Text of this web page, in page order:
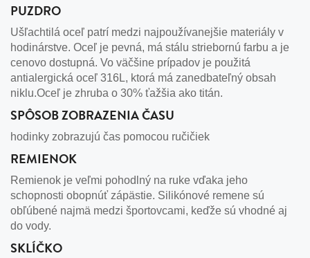
PUZDRO
Ušľachtilá oceľ patrí medzi najpoužívanejšie materiály v
hodinárstve. Oceľ je pevná, má stálu striebornú farbu a je
cenovo dostupná. Vo väčšine prípadov je použitá
antialergická oceľ 316L, ktorá má zanedbateľný obsah
niklu.Oceľ je zhruba o 30% ťažšia ako titán.
SPÔSOB ZOBRAZENIA ČASU
hodinky zobrazujú čas pomocou ručičiek
REMIENOK
Remienok je veľmi pohodlný na ruke vďaka jeho
schopnosti obopnúť zápästie. Silikónové remene sú
obľúbené najmä medzi športovcami, keďže sú vhodné aj
do vody.
SKLÍČKO